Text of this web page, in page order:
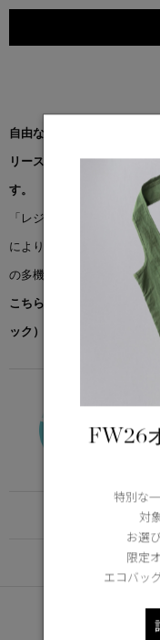
自由な動きをサポートする
リースタイル ベスト」に
す。
「レジャー ジャケット」
により、動きやすさとレイ
の多機能ポケットを備え、
こちらの商品には先着でノ
ック）をプレゼント。※な
FW26
特別な
対
お選
限定
エコバッ